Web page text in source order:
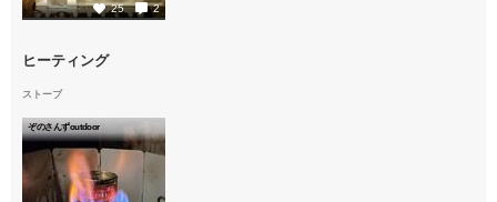
25 2
ヒーティング
ストーブ
ぞのさんずoutdoor